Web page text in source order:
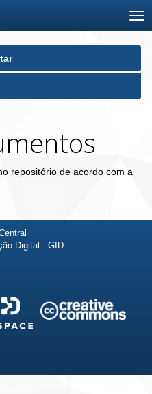
repositório de acordo com a
Digital - GID